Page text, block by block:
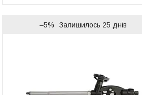
–5% Залишилось 25 днів